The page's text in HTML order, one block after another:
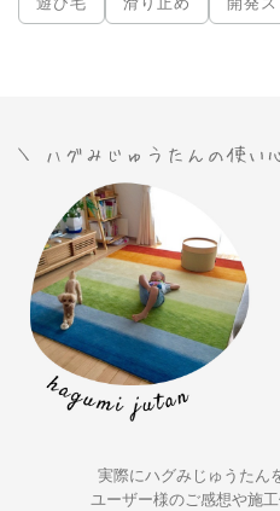
実際にハグみじゅうたん
ユーザー様のご感想や施工